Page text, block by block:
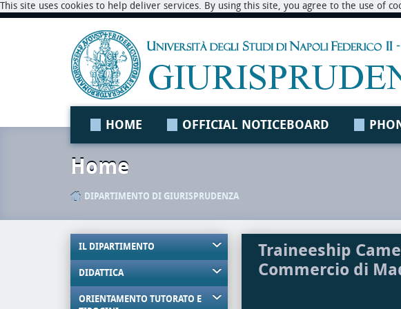
This site uses cookies to help deliver services. By using this site, you agree to the use of
HOME OFFICIAL NOTICEBOARD
Home
DIPARTIMENTO DI GIURISPRUDENZA
IL DIPARTIMENTO
DIDATTICA
ORIENTAMENTO TUTORATO E
Traineeship
Commercio di